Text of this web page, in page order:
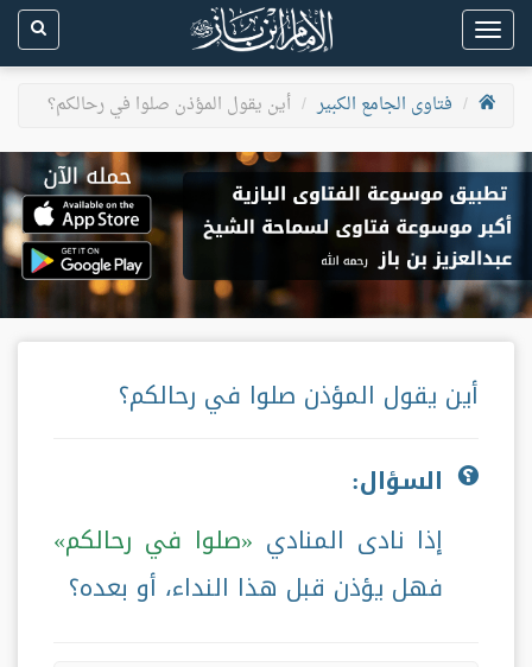
Toggle
navigation
فتاوى الجامع الكبير
أين يقول المؤذن صلوا في رحالكم؟
أين يقول المؤذن صلوا في رحالكم؟
السؤال:
إذا نادى المنادي
صلوا في رحالكم
فهل يؤذن قبل هذا النداء، أو بعده؟